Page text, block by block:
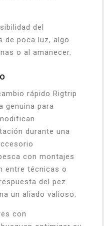
del
de poca luz, algo
o al amanecer.
rápido Rigtrip
genuina para
durante una
con montajes
entre técnicas o
del pez
un aliado valioso.
con